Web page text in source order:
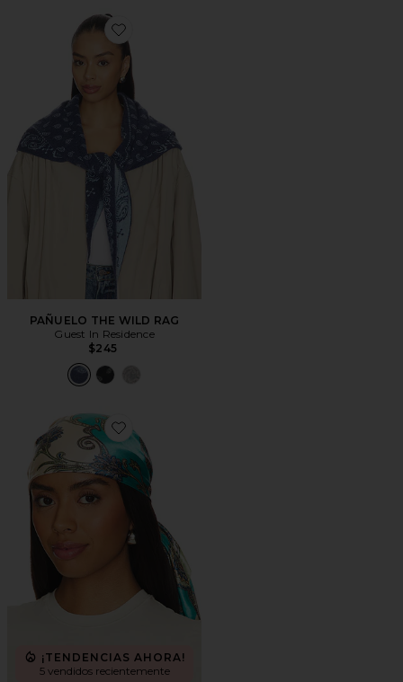
Favorite PAÑUELO THE WILD RAG
PAÑUELO THE WILD RAG
Guest In Residence
$245
Favorite FULAR PARA LA CABEZA
¡TENDENCIAS AHORA!
5 vendidos recientemente